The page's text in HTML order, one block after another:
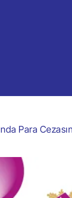
Para